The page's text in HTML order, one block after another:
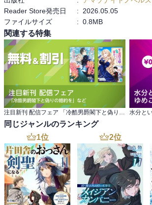
Reader Store発売日
:
2026.05.05
ファイルサイズ
: 0.8MB
関連する特集
注目新刊 配信フェア 「冷酷男爵閣下と偽りの婚約を」など
同じジャンルのランキング
1位 2位